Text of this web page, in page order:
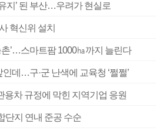
지’ 된 부산…우려가 현실로
혁신위 설치
촌’…스마트팜 1000㏊까지 늘린다
데…구·군 난색에 교육청 ‘쩔쩔’
차 규정에 막힌 지역기업 응원
단지 연내 준공 수순